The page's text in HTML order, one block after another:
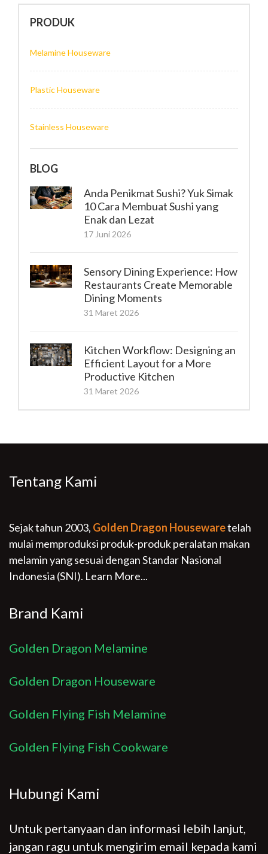
PRODUK
Melamine Houseware
Plastic Houseware
Stainless Houseware
BLOG
Anda Penikmat Sushi? Yuk Simak
10 Cara Membuat Sushi yang
Enak dan Lezat
17 Juni 2026
Sensory Dining Experience: How
Restaurants Create Memorable
Dining Moments
31 Maret 2026
Kitchen Workflow: Designing an
Efficient Layout for a More
Productive Kitchen
31 Maret 2026
Tentang Kami
Sejak tahun 2003, Golden Dragon Housewaretelah
mulai memproduksi produk-produk peralatan makan
melamin yang sesuai dengan Standar Nasional
Indonesia (SNI). Learn More...
Brand Kami
Golden Dragon Melamine
Golden Dragon Houseware
Golden Flying Fish Melamine
Golden Flying Fish Cookware
Hubungi Kami
Untuk pertanyaan dan informasi lebih lanjut,
jangan ragu untuk mengirim email kepada kami